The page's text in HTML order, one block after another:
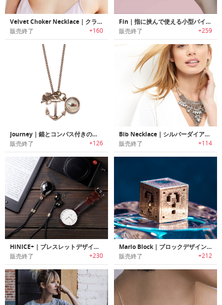
Velvet Choker Necklace｜クラシックなベルベットチョーカーネックレス
販売終了 +160
Fin｜指に挟んで使える小型バイブレーター「フィン」
販売終了 +259
Journey｜錨とコンパス付きのネックレス「ジャーニー」
販売終了 +126
Bib Necklace｜シルバーダイアモンドビブネックレス
販売終了 +114
HiNICE+｜ブレスレットデザインHi-FiサウンドBluetoothイヤホン「ハイナイス+」
販売終了 +230
Mario Block｜ブロックデザインペンダントアクセサリー
販売終了 +212